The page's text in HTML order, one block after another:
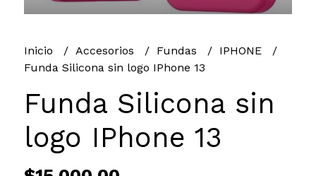
Inicio Accesorios Fundas
IPHONE
Funda Silicona sin logo IPhone 13
Funda Silicona sin
logo IPhone 13